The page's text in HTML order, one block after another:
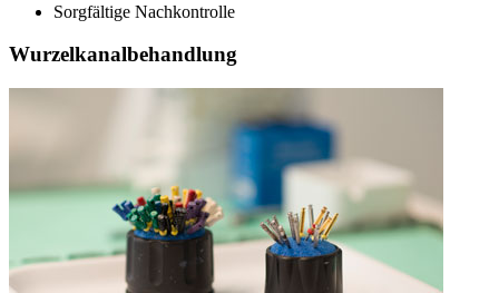
Sorgfältige Nachkontrolle
Wurzelkanalbehandlung